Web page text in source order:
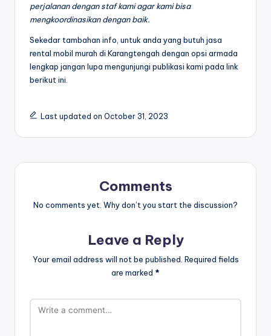
perjalanan dengan staf kami agar kami bisa
mengkoordinasikan dengan baik.
Sekedar tambahan info, untuk anda yang butuh jasa
rental mobil murah di Karangtengah dengan opsi armada
lengkap jangan lupa mengunjungi publikasi kami pada link
berikut ini.
Last updated on October 31, 2023
Comments
No comments yet. Why don’t you start the discussion?
Leave a Reply
Your email address will not be published. Required fields
are marked *